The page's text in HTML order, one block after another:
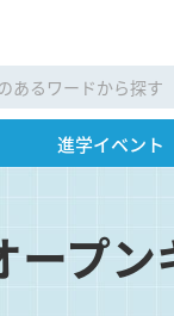
進学イベント
ープン